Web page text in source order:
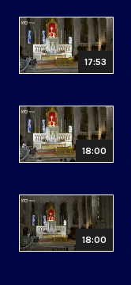
17:53
18:00
18:00